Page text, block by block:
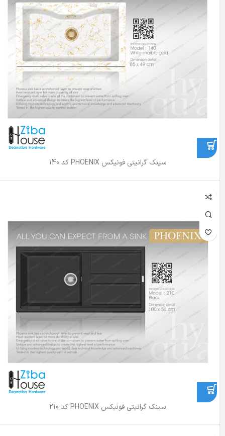
سینک گرانیتی فونیکس PHOENIX کد 140
سینک گرانیتی فونیکس PHOENIX کد 210